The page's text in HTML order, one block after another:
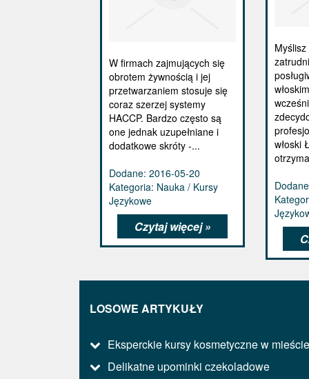
W firmach zajmujących się
obrotem żywnością i jej
przetwarzaniem stosuje się
coraz szerzej systemy
HACCP. Bardzo często są
one jednak uzupełniane i
dodatkowe skróty -...
Dodane: 2016-05-20
Kategoria: Nauka / Kursy
Językowe
Czytaj więcej »
włoski
LOSOWE ARTYKUŁY
Eksperckie kursy kosmetyczne w mieście
Delikatne upominki czekoladowe